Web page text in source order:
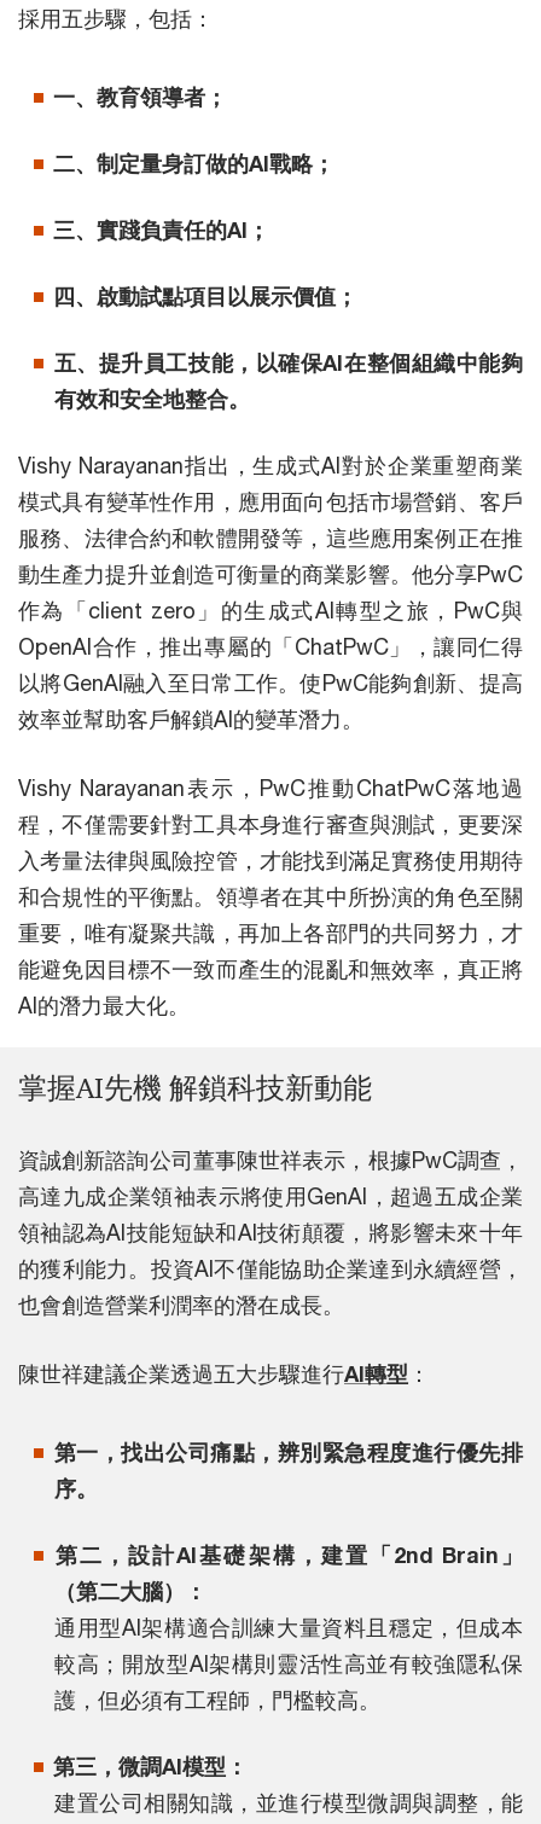
採用五步驟，包括：
一、教育領導者；
二、制定量身訂做的AI戰略；
三、實踐負責任的AI；
四、啟動試點項目以展示價值；
五、提升員工技能，以確保AI在整個組織中能夠
有效和安全地整合。
Vishy Narayanan指出，生成式AI對於企業重塑商業
模式具有變革性作用，應用面向包括市場營銷、客戶
服務、法律合約和軟體開發等，這些應用案例正在推
動生產力提升並創造可衡量的商業影響。他分享PwC
作為「client zero」的生成式AI轉型之旅，PwC與
OpenAI合作，推出專屬的「ChatPwC」，讓同仁得
以將GenAI融入至日常工作。使PwC能夠創新、提高
效率並幫助客戶解鎖AI的變革潛力。
Vishy Narayanan表示，PwC推動ChatPwC落地過
程，不僅需要針對工具本身進行審查與測試，更要深
入考量法律與風險控管，才能找到滿足實務使用期待
和合規性的平衡點。領導者在其中所扮演的角色至關
重要，唯有凝聚共識，再加上各部門的共同努力，才
能避免因目標不一致而產生的混亂和無效率，真正將
AI的潛力最大化。
掌握AI先機 解鎖科技新動能
資誠創新諮詢公司董事陳世祥表示，根據PwC調查，
高達九成企業領袖表示將使用GenAI，超過五成企業
領袖認為AI技能短缺和AI技術顛覆，將影響未來十年
的獲利能力。投資AI不僅能協助企業達到永續經營，
也會創造營業利潤率的潛在成長。
陳世祥建議企業透過五大步驟進行AI轉型 ：
第一，找出公司痛點，辨別緊急程度進行優先排
序。
第二，設計AI基礎架構，建置「2nd Brain」
（第二大腦）：
通用型AI架構適合訓練大量資料且穩定，但成本
較高；開放型AI架構則靈活性高並有較強隱私保
護，但必須有工程師，門檻較高。
第三，微調AI模型：
建置公司相關知識，並進行模型微調與調整，能